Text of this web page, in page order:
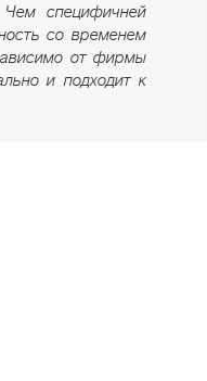
специфичней
со временем
от фирмы
и подходит к